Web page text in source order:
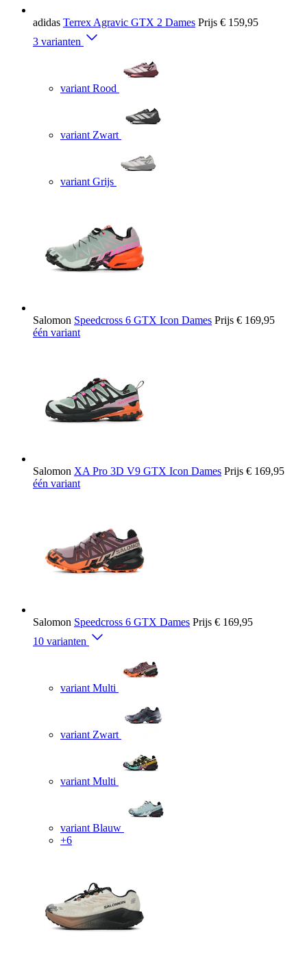
adidas Terrex Agravic GTX 2 Dames Prijs € 159,95
3 varianten
variant Rood
variant Zwart
variant Grijs
Salomon Speedcross 6 GTX Icon Dames Prijs € 169,95
één variant
Salomon XA Pro 3D V9 GTX Icon Dames Prijs € 169,95
één variant
Salomon Speedcross 6 GTX Dames Prijs € 169,95
10 varianten
variant Multi
variant Zwart
variant Multi
variant Blauw
+6